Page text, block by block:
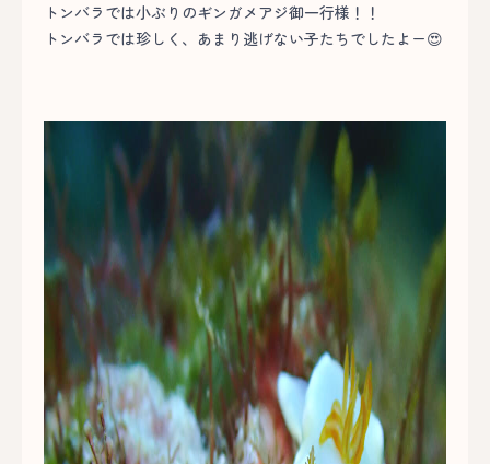
トンバラでは小ぶりのギンガメアジ御一行様！！
トンバラでは珍しく、あまり逃げない子たちでしたよー😍